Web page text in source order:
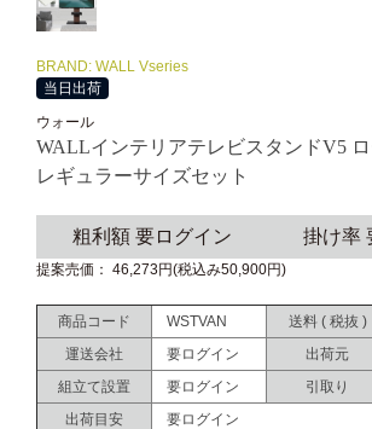
BRAND: WALL Vseries
当日出荷
ウォール
WALLインテリアテレビスタンドV5
レギュラーサイズセット
粗利額 要ログイン 掛け率
提案売価： 46,273円(税込み50,900円)
商品コード WSTVAN 送料 ( 税抜 )
運送会社
要ログイン 出荷元
組立て設置
要ログイン 引取り
出荷目安
要ログイン